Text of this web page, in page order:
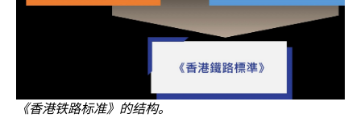
《香港铁路标准》的结构。